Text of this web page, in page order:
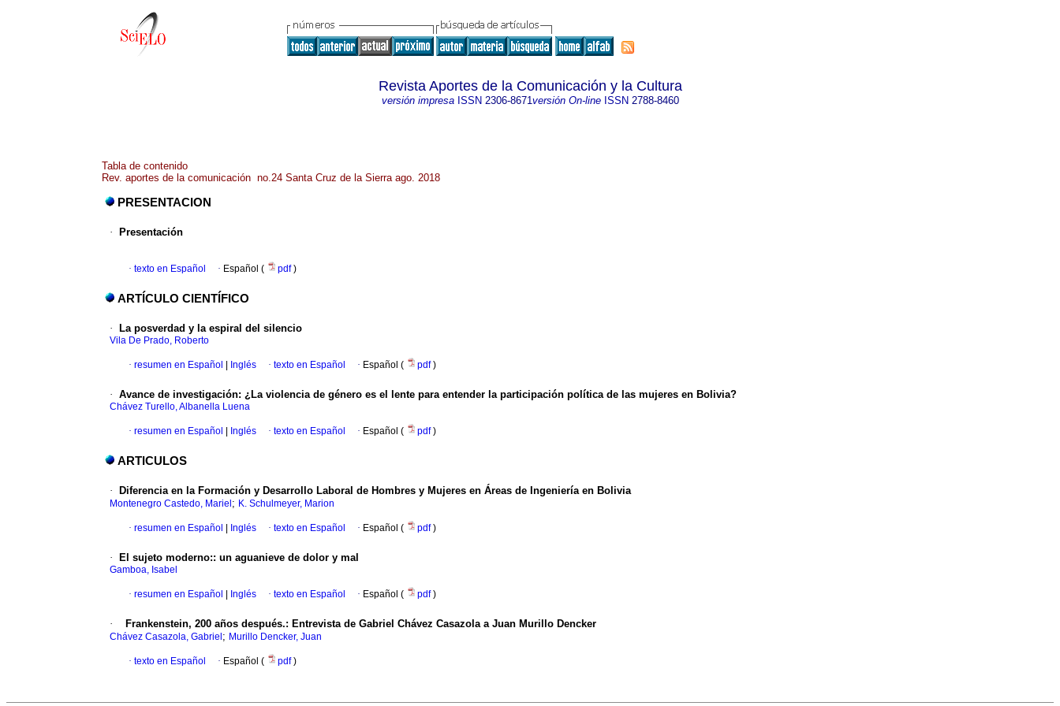
Revista Aportes de la Comunicación y la Cultura
versión impresaISSN 2306-8671versión On-lineISSN 2788-8460
Tabla de contenido
Rev. aportes de la comunicación no.24 Santa Cruz de la Sierra ago. 2018
PRESENTACION
· Presentación
· texto en Español · Español ( pdf)
ARTÍCULO CIENTÍFICO
· La posverdad y la espiral del silencio
Vila De Prado, Roberto
· resumen en Español Inglés · texto en Español · Español ( pdf)
· Avance de investigación: ¿La violencia de género es el lente para entender la participación política de las mujeres en Bolivia?
Chávez Turello, Albanella Luena
· resumen en Español Inglés · texto en Español · Español ( pdf)
ARTICULOS
· Diferencia en la Formación y Desarrollo Laboral de Hombres y Mujeres en Áreas de Ingeniería en Bolivia
Montenegro Castedo, Mariel ; K. Schulmeyer, Marion
· resumen en Español Inglés · texto en Español · Español ( pdf)
· El sujeto moderno:: un aguanieve de dolor y mal
Gamboa, Isabel
· resumen en Español Inglés · texto en Español · Español ( pdf)
· Frankenstein, 200 años después.: Entrevista de Gabriel Chávez Casazola a Juan Murillo Dencker
Chávez Casazola, Gabriel ; Murillo Dencker, Juan
· texto en Español · Español ( pdf)